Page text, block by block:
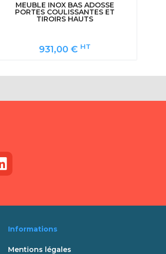
MEUBLE INOX BAS ADOSSE
PORTES COULISSANTES ET
TIROIRS HAUTS
931,00 € HT
Informations
Mentions légales